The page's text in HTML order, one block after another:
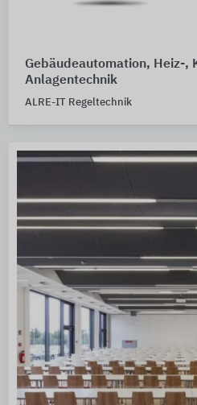
Gebäudeautomation, Heiz-,
Anlagentechnik
ALRE-IT Regeltechnik